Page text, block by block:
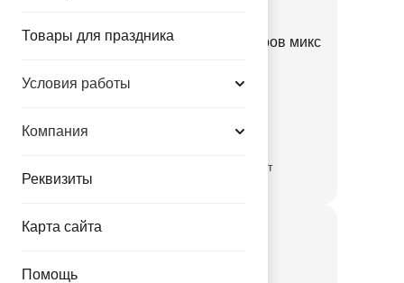
Товары для праздника
Условия работы
Компания
Реквизиты
Карта сайта
Помощь
Набор Арка золотая из шаров микс
690.00 руб.
временно отсутствует